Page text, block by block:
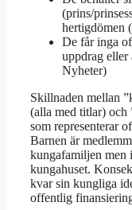
(prins/
hertigdömen
De får inga
uppdrag eller
Nyheter)
Skillnaden mellan
(alla med titlar) och
som representerar
Barnen är
kungafamiljen men
kungahuset.
kvar sin kungliga
offentlig